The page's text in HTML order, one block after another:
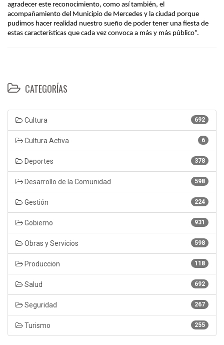
agradecer este reconocimiento, como así también, el
acompañamiento del Municipio de Mercedes y la ciudad porque
pudimos hacer realidad nuestro sueño de poder tener una fiesta de
estas características que cada vez convoca a más y más público”.
CATEGORÍAS
692
Cultura
6
Cultura Activa
378
Deportes
598
Desarrollo de la Comunidad
224
Gestión
931
Gobierno
598
Obras y Servicios
118
Produccion
692
Salud
267
Seguridad
255
Turismo